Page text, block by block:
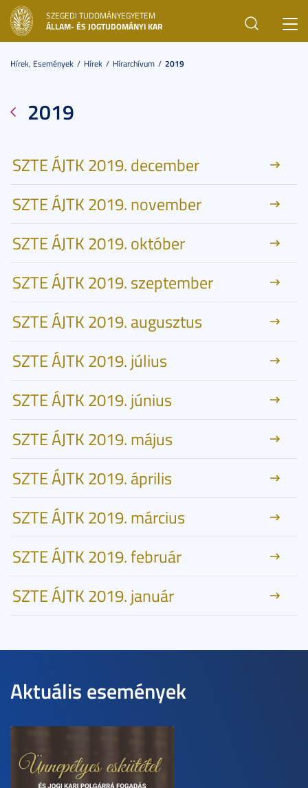
SZEGEDI TUDOMÁNYEGYETEM
ÁLLAM- ÉS JOGTUDOMÁNYI KAR
Hírek, Események Hírek Hírarchívum 2019
2019
SZTE ÁJTK 2019. december
SZTE ÁJTK 2019. november
SZTE ÁJTK 2019. október
SZTE ÁJTK 2019. szeptember
SZTE ÁJTK 2019. augusztus
SZTE ÁJTK 2019. július
SZTE ÁJTK 2019. június
SZTE ÁJTK 2019. május
SZTE ÁJTK 2019. április
SZTE ÁJTK 2019. március
SZTE ÁJTK 2019. február
SZTE ÁJTK 2019. január
Aktuális események